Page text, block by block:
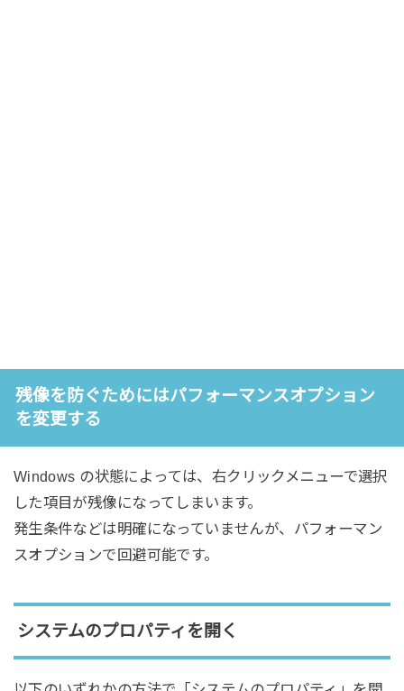
残像を防ぐためにはパフォーマンスオプション
を変更する
Windows の状態によっては、右クリックメニューで選択
した項目が残像になってしまいます。
発生条件などは明確になっていませんが、パフォーマン
スオプションで回避可能です。
システムのプロパティを開く